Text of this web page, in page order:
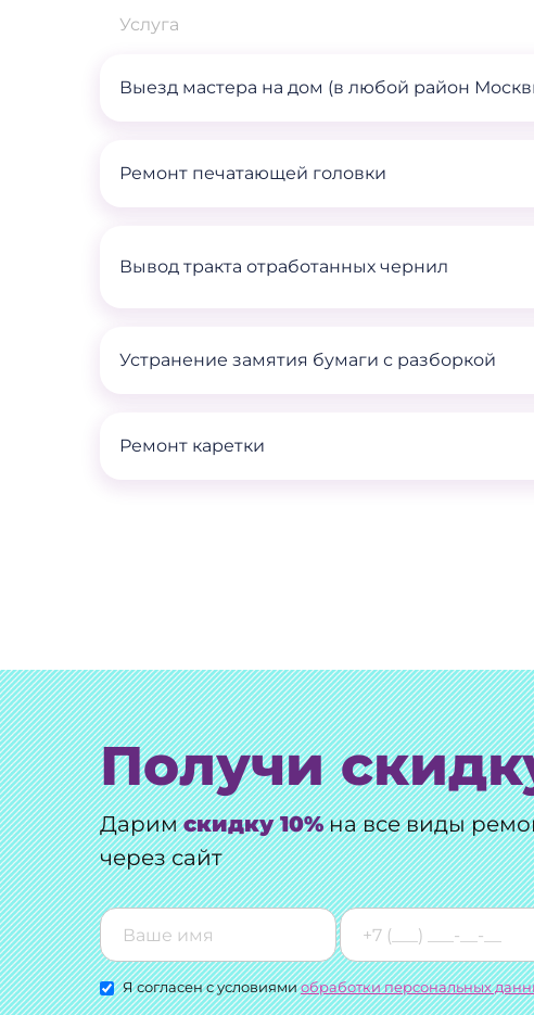
Услуга
Выезд мастера на дом (в любой район
Ремонт печатающей головки
Вывод тракта отработанных чернил
Устранение замятия бумаги с разборкой
Ремонт каретки
Получи
Даримскидку 10%на все виды
через сайт
Я согласен с условиямиобработки персональных